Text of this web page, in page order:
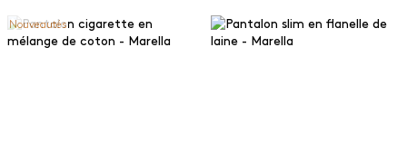
Nouveautés